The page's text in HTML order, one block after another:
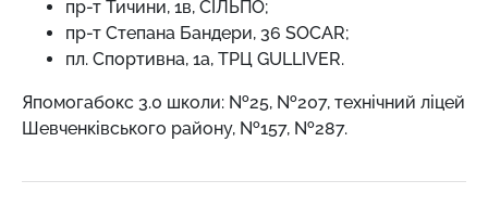
пр-т Тичини, 1в, СІЛЬПО;
пр-т Степана Бандери, 36 SOCAR;
пл. Спортивна, 1а, ТРЦ GULLIVER.
Япомогабокс 3.0 школи: №25, №207, технічний ліцей
Шевченківського району, №157, №287.